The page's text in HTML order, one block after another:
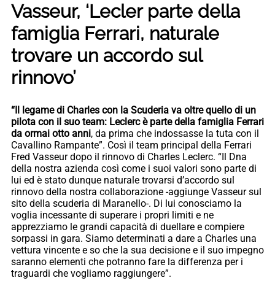
Vasseur, ‘Lecler parte della
famiglia Ferrari, naturale
trovare un accordo sul
rinnovo’
“Il legame di Charles con la Scuderia va oltre quello di un
pilota con il suo team: Leclerc è parte della famiglia Ferrari
da ormai otto anni, da prima che indossasse la tuta con il
Cavallino Rampante”. Così il team principal della Ferrari
Fred Vasseur dopo il rinnovo di Charles Leclerc. “Il Dna
della nostra azienda così come i suoi valori sono parte di
lui ed è stato dunque naturale trovarsi d’accordo sul
rinnovo della nostra collaborazione -aggiunge Vasseur sul
sito della scuderia di Maranello-. Di lui conosciamo la
voglia incessante di superare i propri limiti e ne
apprezziamo le grandi capacità di duellare e compiere
sorpassi in gara. Siamo determinati a dare a Charles una
vettura vincente e so che la sua decisione e il suo impegno
saranno elementi che potranno fare la differenza per i
traguardi che vogliamo raggiungere”.